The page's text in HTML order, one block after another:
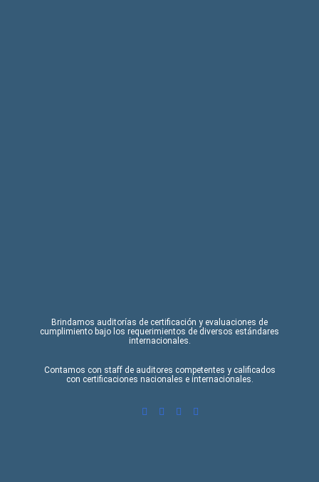
Brindamos auditorías de certificación y evaluaciones de
cumplimiento bajo los requerimientos de diversos estándares
internacionales.
Contamos con staff de auditores competentes y calificados
con certificaciones nacionales e internacionales.